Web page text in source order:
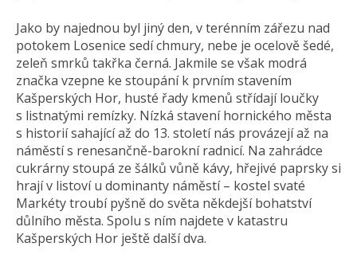
Jako by najednou byl jiný den, v terénním zářezu nad
potokem Losenice sedí chmury, nebe je ocelově šedé,
zeleň smrků takřka černá. Jakmile se však modrá
značka vzepne ke stoupání k prvním stavením
Kašperských Hor, husté řady kmenů střídají loučky
s listnatými remízky. Nízká stavení hornického města
s historií sahající až do 13. století nás provázejí až na
náměstí s renesančně-barokní radnicí. Na zahrádce
cukrárny stoupá ze šálků vůně kávy, hřejivé paprsky si
hrají v listoví u dominanty náměstí – kostel svaté
Markéty troubí pyšně do světa někdejší bohatství
důlního města. Spolu s ním najdete v katastru
Kašperských Hor ještě další dva.